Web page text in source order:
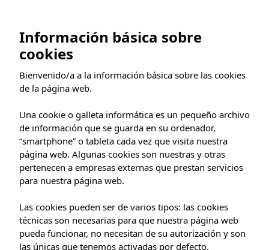
contenido
Artículos
Parece que no hemos podido encontrar lo que estás
Buscar
por:
Información básica sobre
cookies
Bienvenido/a a la información básica sobre las cookies
de la página web.
Una cookie o galleta informática es un pequeño archivo
de información que se guarda en su ordenador,
“smartphone” o tableta cada vez que visita nuestra
página web. Algunas cookies son nuestras y otras
pertenecen a empresas externas que prestan servicios
para nuestra página web.
Las cookies pueden ser de varios tipos: las cookies
técnicas son necesarias para que nuestra página web
pueda funcionar, no necesitan de su autorización y son
las únicas que tenemos activadas por defecto.